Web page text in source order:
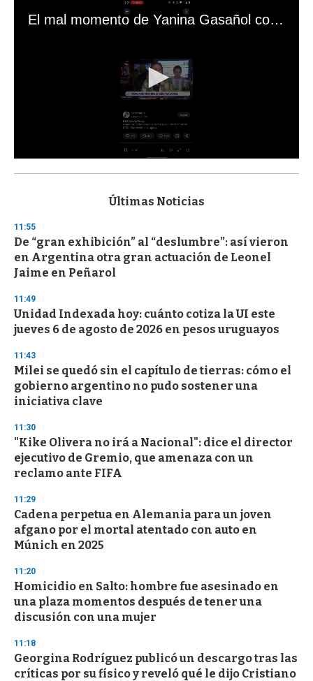
El mal momento de Yanina Gasañol con un hincha argentino en "Subrayado"
s
d
s
o
f
3
s
e
c
o
d
s
Últimas Noticias
11:55
De “gran exhibición” al “deslumbre”: así vieron
en Argentina otra gran actuación de Leonel
Jaime en Peñarol
11:49
Unidad Indexada hoy: cuánto cotiza la UI este
jueves 6 de agosto de 2026 en pesos uruguayos
11:43
Milei se quedó sin el capítulo de tierras: cómo el
gobierno argentino no pudo sostener una
iniciativa clave
11:30
"Kike Olivera no irá a Nacional": dice el director
ejecutivo de Gremio, que amenaza con un
reclamo ante FIFA
11:29
Cadena perpetua en Alemania para un joven
afgano por el mortal atentado con auto en
Múnich en 2025
11:20
Homicidio en Salto: hombre fue asesinado en
una plaza momentos después de tener una
discusión con una mujer
11:18
Georgina Rodríguez publicó un descargo tras las
críticas por su físico y reveló qué le dijo Cristiano